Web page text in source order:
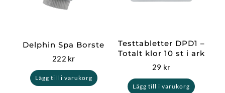
Delphin Spa Borste
222 kr
Lägg till i varukorg
Testtabletter DPD1 –
Totalt klor 10 st i ark
29 kr
Lägg till i varukorg